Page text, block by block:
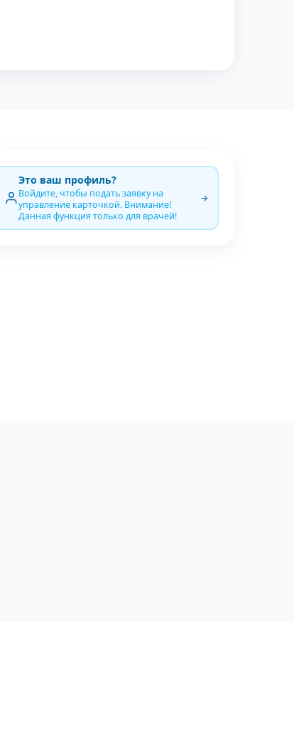
Это ваш профиль?
Войдите, чтобы подать заявку на
управление карточкой. Внимание!
Данная функция только для врачей!